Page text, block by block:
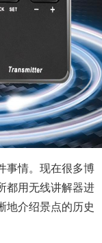
事情。现在很多博
都用无线讲解器进
地介绍景点的历史